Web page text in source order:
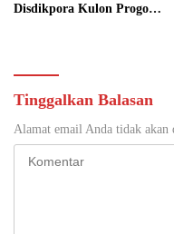
Disdikpora Kulon Progo
Tinggalkan Balasan
Alamat email Anda tidak akan